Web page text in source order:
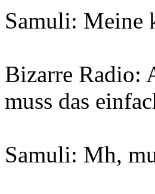
Samuli: Meine
Bizarre Radio:
muss das
Samuli: Mh,